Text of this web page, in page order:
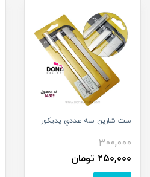
ست شارپن سه عددي پديکور
300,000
250,000 تومان